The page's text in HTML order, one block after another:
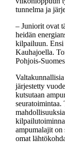
tunnelma ja
– Juniorit ovat
heidän
kilpailuun. Ensi
Kauhajoella.
Pohjois-
järjestetty
kutsutaan
ampumalajit on
omat